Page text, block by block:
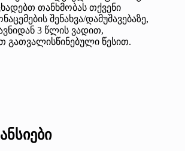
თანხმობას თქვენი
შენახვა/დამუშავებაზე,
3 წლის ვადით,
გათვალისწინებული წესით.